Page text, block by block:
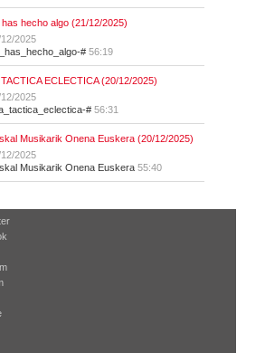
hecho algo (21/12/2025)
2025
# 56:19
TACTICA ECLECTICA (20/12/2025)
2025
# 56:31
Musikarik Onena Euskera (20/12/2025)
2025
Musikarik Onena Euskera 55:40